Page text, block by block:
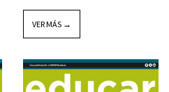
VER MÁS →